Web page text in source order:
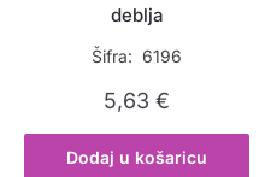
deblja
Šifra: 6196
5,63€
Dodaj u košaricu